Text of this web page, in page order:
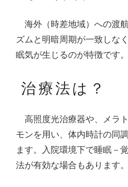
海外（時差地域）への渡
ズムと明暗周期が一致しな
眠気が生じるのが特徴です。
治療法は？
高照度光治療器や、メラ
モンを用い、体内時計の同
ます。入院環境下で睡眠－
法が有効な場合もあります。